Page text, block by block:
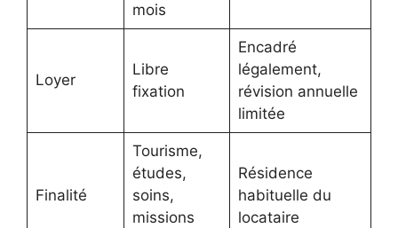
mois
Loyer
Libre
fixation
Encadré
légalement,
révision annuelle
limitée
Finalité
Tourisme,
études,
soins,
missions
Résidence
habituelle du
locataire